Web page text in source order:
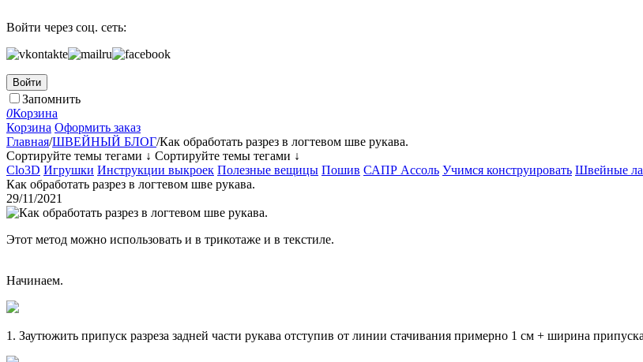
Войти через соц. сеть:
Войти
Запомнить
0Корзина
Корзина Оформить заказ
Главная/ШВЕЙНЫЙ БЛОГ/Как обработать разрез в логтевом шве рукава.
Сортируйте темы тегами ↓ Сортируйте темы тегами ↓
Clo3D Игрушки Инструкции выкроек Полезные вещицы Пошив САПР Ассоль Учимся конструировать Швейные
Как обработать разрез в логтевом шве рукава.
29/11/2021
Этот метод можно использовать и в трикотаже и в текстиле.
Начинаем.
1. Заутюжить припуск разреза задней части рукава отступив от линии стачивания примерно 1 см + ширина